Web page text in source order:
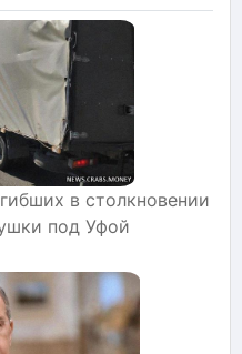
в столкновении
под Уфой